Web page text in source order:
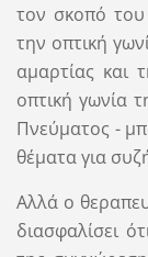
τον σκοπό
την οπτική
αμαρτίας και
οπτική γωνία
Πνεύματος -
θέματα για
Αλλά ο
διασφαλίσει